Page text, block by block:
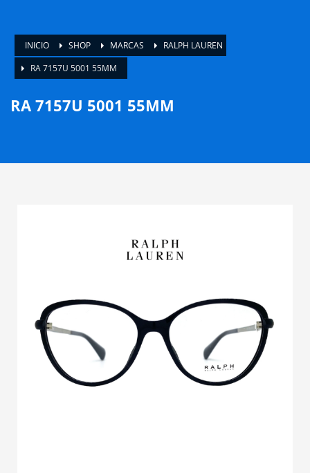
INICIO SHOP MARCAS
RALPH LAUREN
RA 7157U 5001 55MM
RA 7157U 5001 55MM